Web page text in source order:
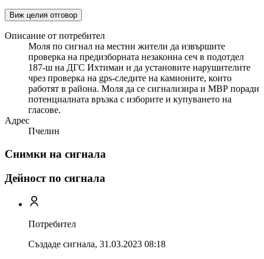
Виж целия отговор
Описание от потребител
Моля по сигнал на местни жители да извършите
проверка на предизборната незаконна сеч в подотдел
187-ш на ДГС Ихтиман и да установите нарушителите
чрез проверка на gps-следите на камионите, които
работят в района. Моля да се сигнализира и МВР поради
потенциалната връзка с изборите и купуването на
гласове.
Адрес
Пчелин
Снимки на сигнала
Дейност по сигнала
Потребител
Създаде сигнала, 31.03.2023 08:18